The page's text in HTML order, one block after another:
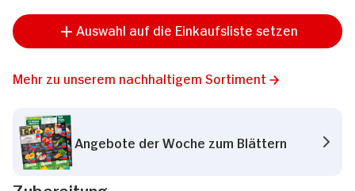
Auswahl auf die Einkaufsliste setzen
Mehr zu unserem nachhaltigem Sortiment
Angebote der Woche zum Blättern